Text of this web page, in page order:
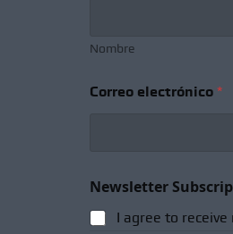
Nombre
Correo electrónico *
u
b
s
Newsletter
I agree to